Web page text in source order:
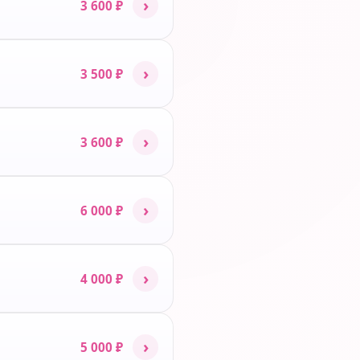
3 600 ₽ ›
3 500 ₽ ›
3 600 ₽ ›
6 000 ₽ ›
4 000 ₽ ›
5 000 ₽ ›